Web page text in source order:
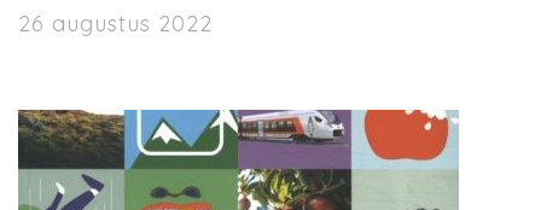
26 augustus 2022